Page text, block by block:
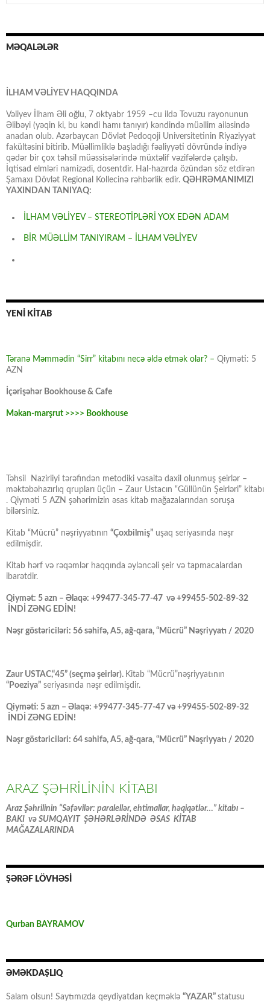
MƏQALƏLƏR
İLHAM VƏLİYEV HAQQINDA
Vəliyev İlham Əli oğlu, 7 oktyabr 1959 –cu ildə Tovuzu rayonunun
Əlibəyi (yəqin ki, bu kəndi hamı tanıyır) kəndində müəllim ailəsində
anadan olub. Azərbaycan Dövlət Pedoqoji Universitetinin Riyaziyyat
fakültəsini bitirib. Müəllimliklə başladığı fəaliyyəti dövründə indiyə
qədər bir çox təhsil müəssisələrində müxtəlif vəzifələrdə çalışıb.
İqtisad elmləri namizədi, dosentdir. Hal-hazırda özündən söz etdirən
Şamaxı Dövlət Regional Kollecinə rəhbərlik edir. QƏHRƏMANIMIZI
YAXINDAN TANIYAQ:
İLHAM VƏLİYEV – STEREOTİPLƏRİ YOX EDƏN ADAM
BİR MÜƏLLİM TANIYIRAM – İLHAM VƏLİYEV
YENİ KİTAB
Təranə Məmmədin “Sirr” kitabını necə əldə etmək olar? – Qiyməti: 5
AZN
İçərişəhər Bookhouse & Cafe
Məkan-marşrut >>>> Bookhouse
Təhsil Nazirliyi tərəfindən metodiki vəsaitə daxil olunmuş şeirlər –
məktəbəhazırlıq qrupları üçün – Zaur Ustacın “Güllünün Şeirləri” kitabı
. Qiyməti 5 AZN şəhərimizin əsas kitab mağazalarından soruşa
bilərsiniz.
Kitab “Mücrü” nəşriyyatının “Çoxbilmiş” uşaq seriyasında nəşr
edilmişdir.
Kitab hərf və rəqəmlər haqqında əyləncəli şeir və tapmacalardan
ibarətdir.
Qiymət: 5 azn – Əlaqə: +99477-345-77-47 və +99455-502-89-32
İNDİ ZƏNG EDİN!
Nəşr göstəriciləri: 56 səhifə, A5, ağ-qara, “Mücrü” Nəşriyyatı / 2020
Zaur USTAC,“45” (seçmə şeirlər). Kitab “Mücrü”nəşriyyatının
“Poeziya” seriyasında nəşr edilmişdir.
Qiyməti: 5 azn – Əlaqə: +99477-345-77-47 və +99455-502-89-32
İNDİ ZƏNG EDİN!
Nəşr göstəriciləri: 64 səhifə, A5, ağ-qara, “Mücrü” Nəşriyyatı / 2020
ARAZ ŞƏHRİLİNİN KİTABI
Araz Şəhrilinin “Səfəvilər: paralellər, ehtimallar, həqiqətlər…” kitabı –
BAKI və SUMQAYIT ŞƏHƏRLƏRİNDƏ ƏSAS KİTAB
MAĞAZALARINDA
ŞƏRƏF LÖVHƏSİ
Qurban BAYRAMOV
ƏMƏKDAŞLIQ
Salam olsun! Saytımızda qeydiyatdan keçməklə “YAZAR” statusu